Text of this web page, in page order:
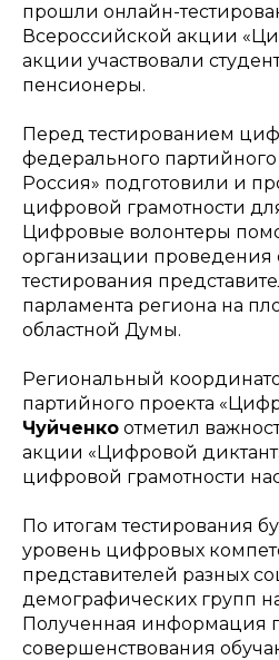
прошли онлайн-
Всероссийской акции
акции участвовали
пенсионеры.
Перед тестированием
федерального
Россия» подготовили и
цифровой грамотности
Цифровые волонтеры
организации проведения
тестирования
парламента региона на
областной Думы.
Региональный
партийного проекта
Чуйченко отметил
акции «Цифровой
цифровой грамотности
По итогам тестирования
уровень цифровых
представителей разных
демографических групп
Полученная информация
совершенствования